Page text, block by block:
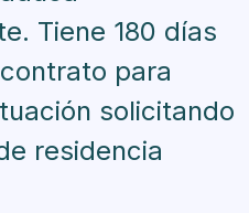
Tiene 180 días
para
solicitando
residencia